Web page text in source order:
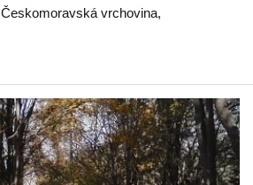
Českomoravská vrchovina,